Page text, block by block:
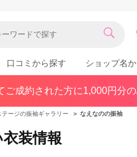
関東
東京都(383)
千葉県(183)
茨城県(93)
口コミから探す ショップ名
成約された方に1,000円分
テージの振袖ギャラリー ＞ なえなのの振袖
装情報